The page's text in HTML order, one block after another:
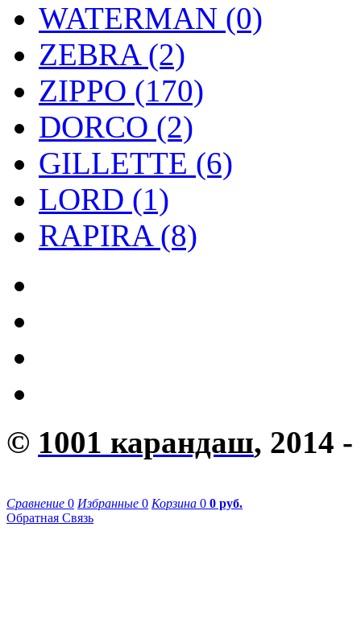
WATERMAN (0)
ZEBRA (2)
ZIPPO (170)
DORCO (2)
GILLETTE (6)
LORD (1)
RAPIRA (8)
© 1001 карандаш, 2014 -
Сравнение 0 Избранные 0 Корзина 0 0 руб.
Обратная Связь